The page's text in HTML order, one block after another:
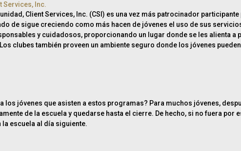
Services, Inc.
Client Services, Inc. (CSI) es una vez más patrocinador
de sigue creciendo como más hacen de jóvenes el uso de sus
y cuidadosos, proporcionando un lugar donde se les alienta a
clubes también proveen un ambiente seguro donde los jóvenes
los jóvenes que asisten a estos programas? Para muchos jóvenes,
de la escuela y quedarse hasta el cierre. De hecho, si no fuera por
escuela al día siguiente.